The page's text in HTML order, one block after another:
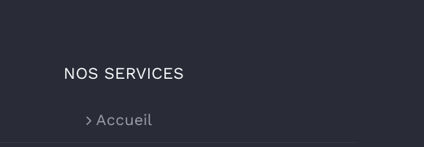
NOS SERVICES
Accueil